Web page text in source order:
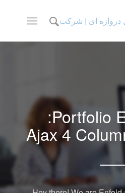
Portfolio
Ajax 4